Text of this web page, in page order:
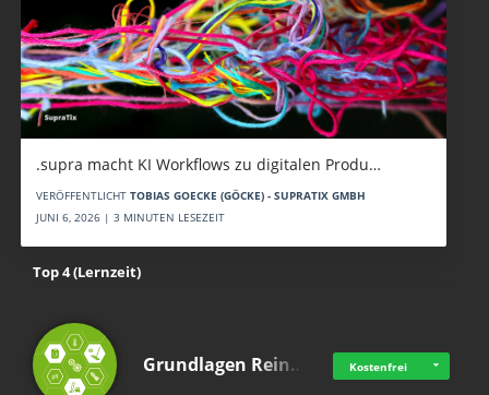
.supra macht KI Workflows zu digitalen Produ…
VERÖFFENTLICHT TOBIAS GOECKE (GÖCKE) - SUPRATIX GMBH
JUNI 6, 2026 | 3 MINUTEN LESEZEIT
Top 4 (Lernzeit)
Grundlagen Rein… Kostenfrei